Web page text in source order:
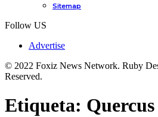
Sitemap
Follow US
Advertise
© 2022 Foxiz News Network. Ruby
Reserved.
Etiqueta: Quercus